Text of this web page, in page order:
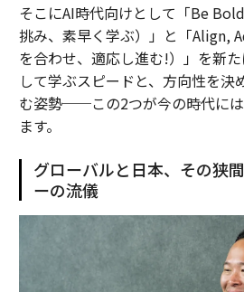
そこにAI時代向けとして「Be
挑み、素早く学ぶ）」と「Align,
を合わせ、適応し進む!）」を新
して学ぶスピードと、方向性を決
む姿勢──この2つが今の時代に
ます。
グローバルと日本、その狭
ーの流儀